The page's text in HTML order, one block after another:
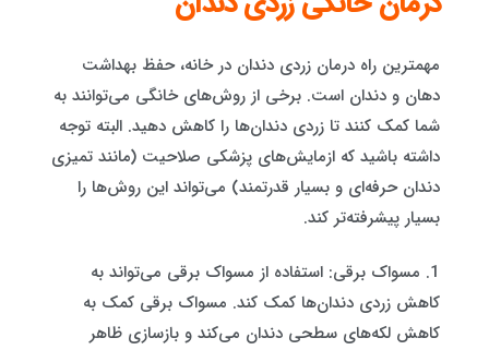
مهمترین راه درمان زردی دندان در خانه، حفظ بهداشت
دهان و دندان است. برخی از روش‌های خانگی می‌توانند به
شما کمک کنند تا زردی دندان‌ها را کاهش دهید. البته توجه
داشته باشید که ازمایش‌های پزشکی صلاحیت (مانند تمیزی
دندان حرفه‌ای و بسیار قدرتمند) می‌تواند این روش‌ها را
بسیار پیشرفته‌تر کند.
1. مسواک برقی: استفاده از مسواک برقی می‌تواند به
کاهش زردی دندان‌ها کمک کند. مسواک برقی کمک به
کاهش لکه‌های سطحی دندان می‌کند و بازسازی ظاهر